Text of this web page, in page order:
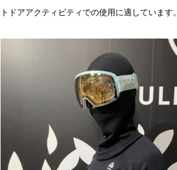
トドアアクティビティでの使用に適しています。